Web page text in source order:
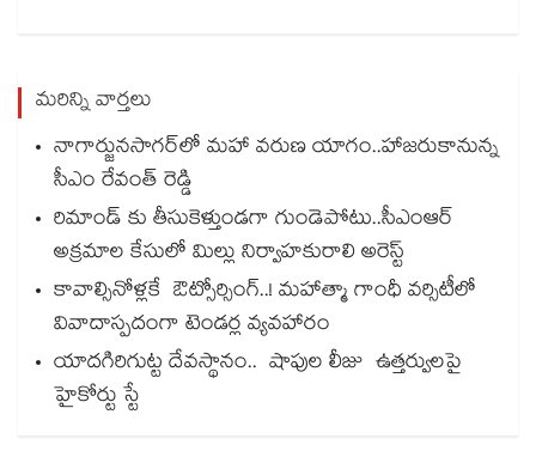
మరిన్ని వార్తలు
నాగార్జునసాగర్‌లో మహా వరుణ యాగం..హాజరుకానున్న
సీఎం రేవంత్ రెడ్డి
రిమాండ్ కు తీసుకెళ్తుండగా గుండెపోటు..సీఎంఆర్
అక్రమాల కేసులో మిల్లు నిర్వాహకురాలి అరెస్ట్
కావాల్సినోళ్లకే ఔట్సోర్సింగ్..! మహాత్మా గాంధీ వర్సిటీలో
వివాదాస్పదంగా టెండర్ల వ్యవహారం
యాదగిరిగుట్ట దేవస్థానం.. షాపుల లీజు ఉత్తర్వులపై
హైకోర్టు స్టే